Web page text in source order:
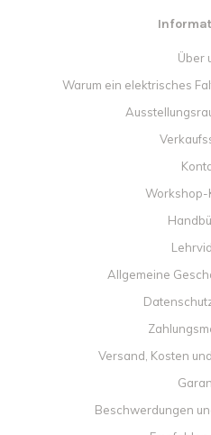
Über
Warum ein elektrisches
Workshop-
Allgemeine
Versand, Kosten
Beschwerdungen